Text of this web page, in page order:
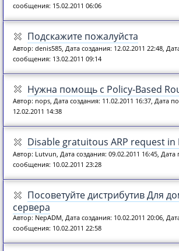
сообщения: 15.02.2011 06:06
Подскажите пожалуйста
Автор: denis585, Дата создания: 12.02.2011 22:48,
сообщения: 13.02.2011 09:14
Нужна помощь с Policy-Based
Автор: nops, Дата создания: 11.02.2011 16:37, Дата
12.02.2011 14:38
Disable gratuitous ARP request in
Автор: Lutvun, Дата создания: 09.02.2011 16:45, Дата
сообщения: 10.02.2011 23:28
Посоветуйте дистрибутив Для
сервера
Автор: NepADM, Дата создания: 10.02.2011 20:06,
сообщения: 10.02.2011 22:58